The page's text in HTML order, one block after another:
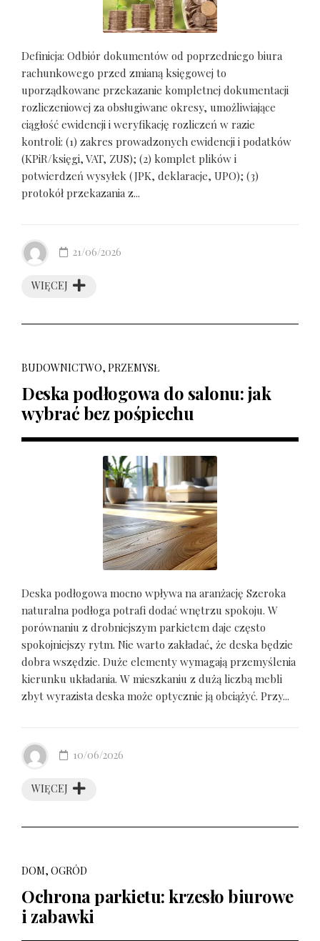
Definicja: Odbiór dokumentów od poprzedniego biura
rachunkowego przed zmianą księgowej to
uporządkowane przekazanie kompletnej dokumentacji
rozliczeniowej za obsługiwane okresy, umożliwiające
ciągłość ewidencji i weryfikację rozliczeń w razie
kontroli: (1) zakres prowadzonych ewidencji i podatków
(KPiR/księgi, VAT, ZUS); (2) komplet plików i
potwierdzeń wysyłek (JPK, deklaracje, UPO); (3)
protokół przekazania z...
WIĘCEJ
21/06/2026
BUDOWNICTWO, PRZEMYSŁ
Deska podłogowa do salonu: jak
wybrać bez pośpiechu
Deska podłogowa mocno wpływa na aranżację Szeroka
naturalna podłoga potrafi dodać wnętrzu spokoju. W
porównaniu z drobniejszym parkietem daje często
spokojniejszy rytm. Nie warto zakładać, że deska będzie
dobra wszędzie. Duże elementy wymagają przemyślenia
kierunku układania. W mieszkaniu z dużą liczbą mebli
zbyt wyrazista deska może optycznie ją obciążyć. Przy...
WIĘCEJ
10/06/2026
DOM, OGRÓD
Ochrona parkietu: krzesło biurowe
i zabawki